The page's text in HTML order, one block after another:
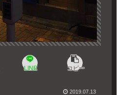
LINE コピー
2019.07.13